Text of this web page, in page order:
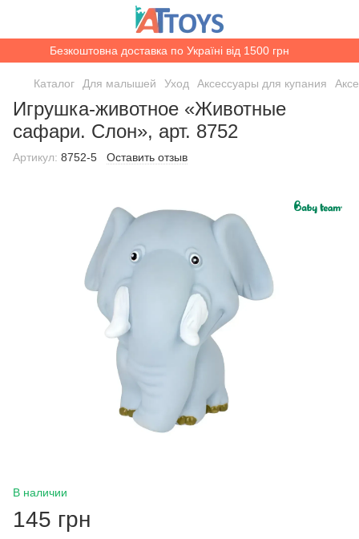
Безкоштовна доставка по Україні від 1500 грн
Каталог Для малышей Уход Аксессуары для купания
Игрушка-животное «Животные
сафари. Слон», арт. 8752
Артикул: 8752-5 Оставить отзыв
В наличии
145 грн